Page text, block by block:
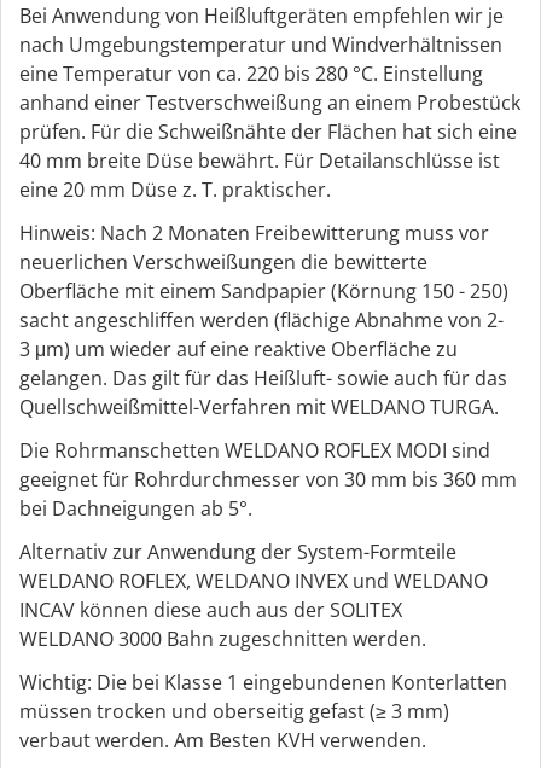
Bei Anwendung von Heißluftgeräten empfehlen wir je
nach Umgebungstemperatur und Windverhältnissen
eine Temperatur von ca. 220 bis 280 °C. Einstellung
anhand einer Testverschweißung an einem Probestück
prüfen. Für die Schweißnähte der Flächen hat sich eine
40 mm breite Düse bewährt. Für Detailanschlüsse ist
eine 20 mm Düse z. T. praktischer.
Hinweis: Nach 2 Monaten Freibewitterung muss vor
neuerlichen Verschweißungen die bewitterte
Oberfläche mit einem Sandpapier (Körnung 150 - 250)
sacht angeschliffen werden (flächige Abnahme von 2-
3 μm) um wieder auf eine reaktive Oberfläche zu
gelangen. Das gilt für das Heißluft- sowie auch für das
Quellschweißmittel-Verfahren mit WELDANO TURGA.
Die Rohrmanschetten WELDANO ROFLEX MODI sind
geeignet für Rohrdurchmesser von 30 mm bis 360 mm
bei Dachneigungen ab 5°.
Alternativ zur Anwendung der System-Formteile
WELDANO ROFLEX, WELDANO INVEX und WELDANO
INCAV können diese auch aus der SOLITEX
WELDANO 3000 Bahn zugeschnitten werden.
Wichtig: Die bei Klasse 1 eingebundenen Konterlatten
müssen trocken und oberseitig gefast (≥ 3 mm)
verbaut werden. Am Besten KVH verwenden.